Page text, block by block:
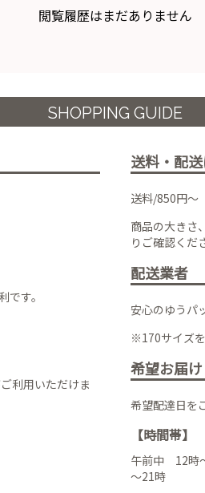
閲覧履歴はまだありません
SHOPPING GUIDE
す。
利用いただけま
送料・配
送料/850円～
商品の大きさ
りご確認くだ
配送業者
安心のゆうパ
※170サイズを
希望お届
希望配達日を
【時間帯】
午前中 12時
～21時